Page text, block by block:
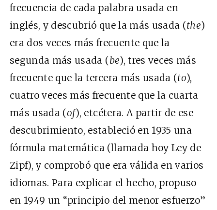
frecuencia de cada palabra usada en
inglés, y descubrió que la más usada (the)
era dos veces más frecuente que la
segunda más usada (be), tres veces más
frecuente que la tercera más usada (to),
cuatro veces más frecuente que la cuarta
más usada (of), etcétera. A partir de ese
descubrimiento, estableció en 1935 una
fórmula matemática (llamada hoy Ley de
Zipf), y comprobó que era válida en varios
idiomas. Para explicar el hecho, propuso
en 1949 un “principio del menor esfuerzo”